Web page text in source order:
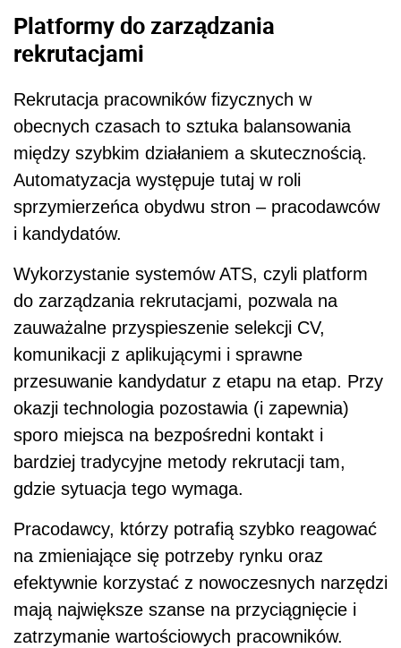
Platformy do zarządzania
rekrutacjami
Rekrutacja pracowników fizycznych w
obecnych czasach to sztuka balansowania
między szybkim działaniem a skutecznością.
Automatyzacja występuje tutaj w roli
sprzymierzeńca obydwu stron – pracodawców
i kandydatów.
Wykorzystanie systemów ATS, czyli platform
do zarządzania rekrutacjami, pozwala na
zauważalne przyspieszenie selekcji CV,
komunikacji z aplikującymi i sprawne
przesuwanie kandydatur z etapu na etap. Przy
okazji technologia pozostawia (i zapewnia)
sporo miejsca na bezpośredni kontakt i
bardziej tradycyjne metody rekrutacji tam,
gdzie sytuacja tego wymaga.
Pracodawcy, którzy potrafią szybko reagować
na zmieniające się potrzeby rynku oraz
efektywnie korzystać z nowoczesnych narzędzi
mają największe szanse na przyciągnięcie i
zatrzymanie wartościowych pracowników.